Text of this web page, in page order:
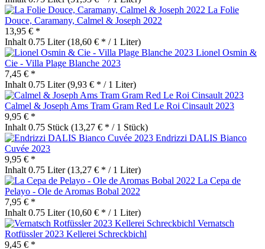
La Folie
Douce, Caramany, Calmel & Joseph 2022
13,95 € *
Inhalt 0.75 Liter(18,60 € * / 1 Liter)
Lionel Osmin &
Cie - Villa Plage Blanche 2023
7,45 € *
Inhalt 0.75 Liter(9,93 € * / 1 Liter)
Calmel & Joseph Ams Tram Gram Red Le Roi Cinsault 2023
9,95 € *
Inhalt 0.75 Stück (13,27 € * / 1 Stück)
Endrizzi DALIS Bianco
Cuvée 2023
9,95 € *
Inhalt 0.75 Liter(13,27 € * / 1 Liter)
La Cepa de
Pelayo - Ole de Aromas Bobal 2022
7,95 € *
Inhalt 0.75 Liter(10,60 € * / 1 Liter)
Vernatsch
Rotfüssler 2023 Kellerei Schreckbichl
9,45 € *